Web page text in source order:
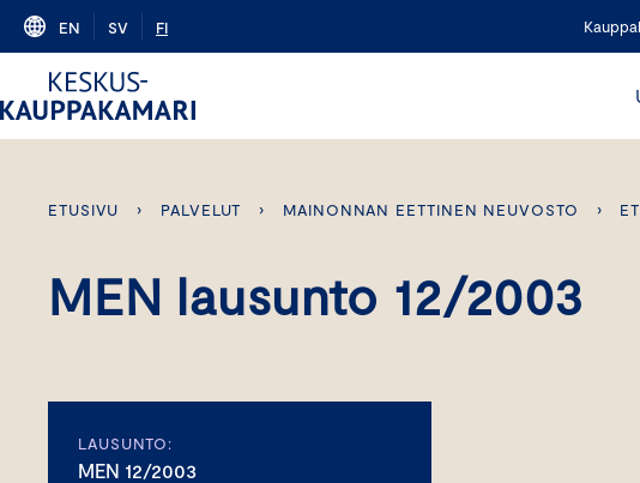
Skip
content
EN SV FI
ETUSIVU › PALVELUT › MAINONNAN EETTINEN NEUVOSTO ›
MEN lausunto 12/2003
LAUSUNTO:
MEN 12/2003